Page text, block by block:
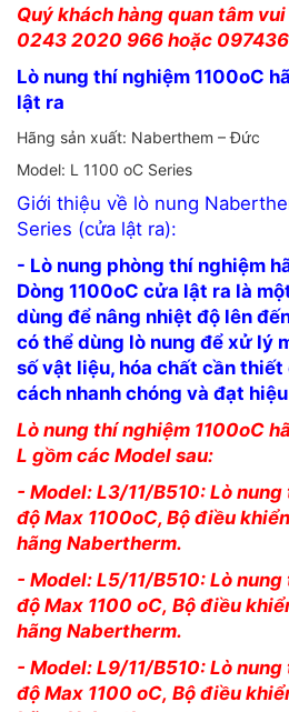
Quý khách hàng quan tâm
0243 2020 966 hoặc
Lò nung thí nghiệm 1100oC
lật ra
Hãng sản xuất: Naberthem – Đức
Model: L 1100 oC Series
Giới thiệu về lò nung
Series (cửa lật ra):
- Lò nung phòng thí nghiệm
Dòng 1100oC cửa lật ra là
dùng để nâng nhiệt độ lên
có thể dùng lò nung để xử lý
số vật liệu, hóa chất cần
cách nhanh chóng và đạt
Lò nung thí nghiệm 1100oC
L gồm các Model sau:
- Model: L3/11/B510: Lò
độ Max 1100oC, Bộ điều
hãng Nabertherm.
- Model: L5/11/B510: Lò
độ Max 1100 oC, Bộ điều
hãng Nabertherm.
- Model: L9/11/B510: Lò
độ Max 1100 oC, Bộ điều